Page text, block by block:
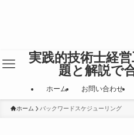
実践的技術士経
題と解説で
ホーム お問い合わせ
ホーム バックワードスケジューリング